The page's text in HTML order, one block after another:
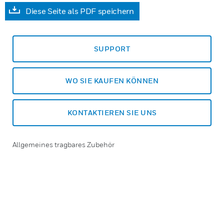
Diese Seite als PDF speichern
SUPPORT
WO SIE KAUFEN KÖNNEN
KONTAKTIEREN SIE UNS
Allgemeines tragbares Zubehör